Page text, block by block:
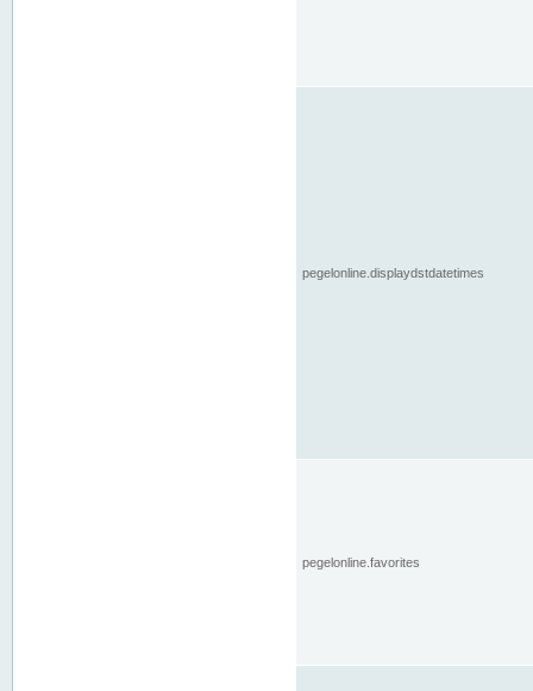
pegelonline.displaydstdatetimes
pegelonline.favorites